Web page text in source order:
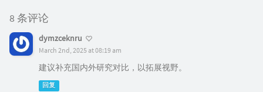
8 条评论
dymzceknru
March 2nd, 2025 at 08:19 am
建议补充国内外研究对比，以拓展视野。
回复